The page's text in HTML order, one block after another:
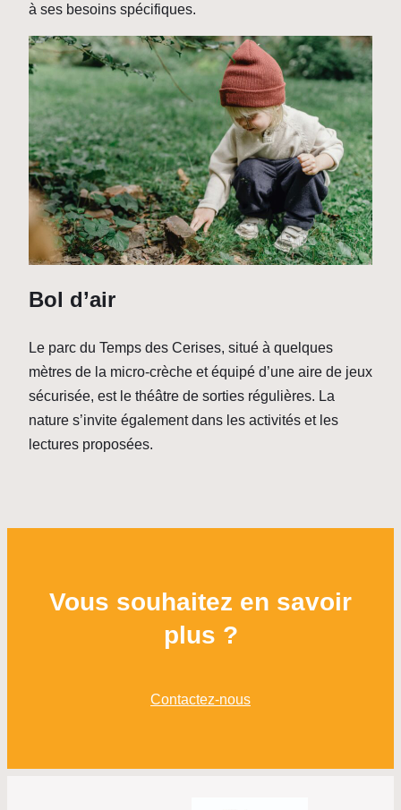
à ses besoins spécifiques.
Bol d’air
Le parc du Temps des Cerises, situé à quelques
mètres de la micro-crèche et équipé d’une aire de jeux
sécurisée, est le théâtre de sorties régulières. La
nature s’invite également dans les activités et les
lectures proposées.
Vous souhaitez en savoir
plus ?
Contactez-nous